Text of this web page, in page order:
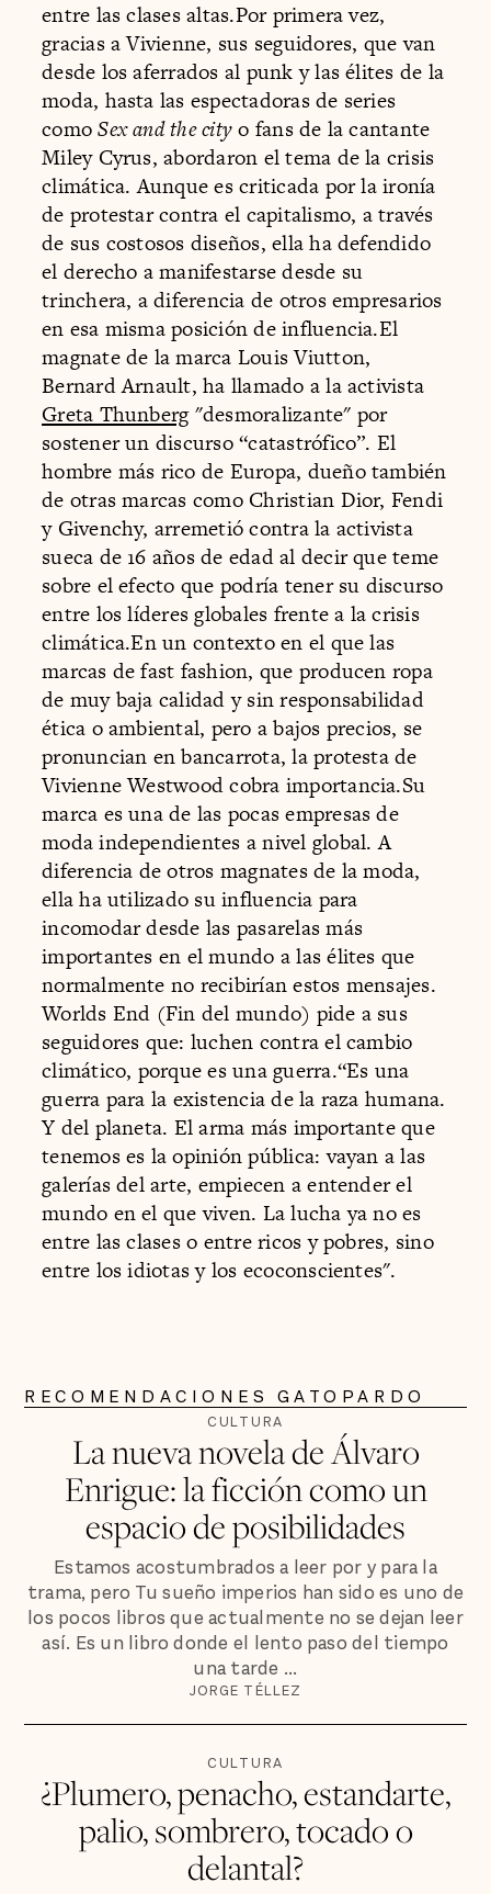
entre las clases altas.Por primera vez,
gracias a Vivienne, sus seguidores, que van
desde los aferrados al punk y las élites de la
moda, hasta las espectadoras de series
comoSex and the cityo fans de la cantante
Miley Cyrus, abordaron el tema de la crisis
climática. Aunque es criticada por la ironía
de protestar contra el capitalismo, a través
de sus costosos diseños, ella ha defendido
el derecho a manifestarse desde su
trinchera, a diferencia de otros empresarios
en esa misma posición de influencia.El
magnate de la marca Louis Viutton,
Bernard Arnault, ha llamado a la activista
Greta Thunberg"desmoralizante" por
sostener un discurso “catastrófico”. El
hombre más rico de Europa, dueño también
de otras marcas como Christian Dior, Fendi
y Givenchy, arremetió contra la activista
sueca de 16 años de edad al decir que teme
sobre el efecto que podría tener su discurso
entre los líderes globales frente a la crisis
climática.En un contexto en el que las
marcas de fast fashion, que producen ropa
de muy baja calidad y sin responsabilidad
ética o ambiental, pero a bajos precios, se
pronuncian en bancarrota, la protesta de
Vivienne Westwood cobra importancia.Su
marca es una de las pocas empresas de
moda independientes a nivel global. A
diferencia de otros magnates de la moda,
ella ha utilizado su influencia para
incomodar desde las pasarelas más
importantes en el mundo a las élites que
normalmente no recibirían estos mensajes.
Worlds End (Fin del mundo) pide a sus
seguidores que: luchen contra el cambio
climático, porque es una guerra.“Es una
guerra para la existencia de la raza humana.
Y del planeta. El arma más importante que
tenemos es la opinión pública: vayan a las
galerías del arte, empiecen a entender el
mundo en el que viven. La lucha ya no es
entre las clases o entre ricos y pobres, sino
entre los idiotas y los ecoconscientes".
RECOMENDACIONES GATOPARDO
CULTURA
La nueva novela de Álvaro
Enrigue: la ficción como un
espacio de posibilidades
Estamos acostumbrados a leer por y para la
trama, pero Tu sueño imperios han sido es uno de
los pocos libros que actualmente no se dejan leer
así. Es un libro donde el lento paso del tiempo
una tarde ...
JORGE TÉLLEZ
CULTURA
¿Plumero, penacho, estandarte,
palio, sombrero, tocado o
delantal?